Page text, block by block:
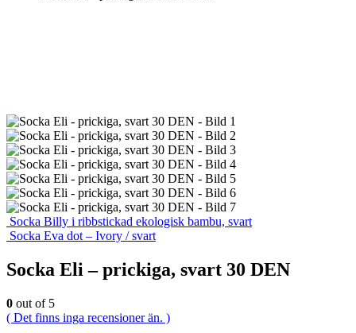
Socka Billy i ribbstickad ekologisk bambu, svart
Socka Eva dot – Ivory / svart
Socka Eli – prickiga, svart 30 DEN
0 out of 5
( Det finns inga recensioner än. )